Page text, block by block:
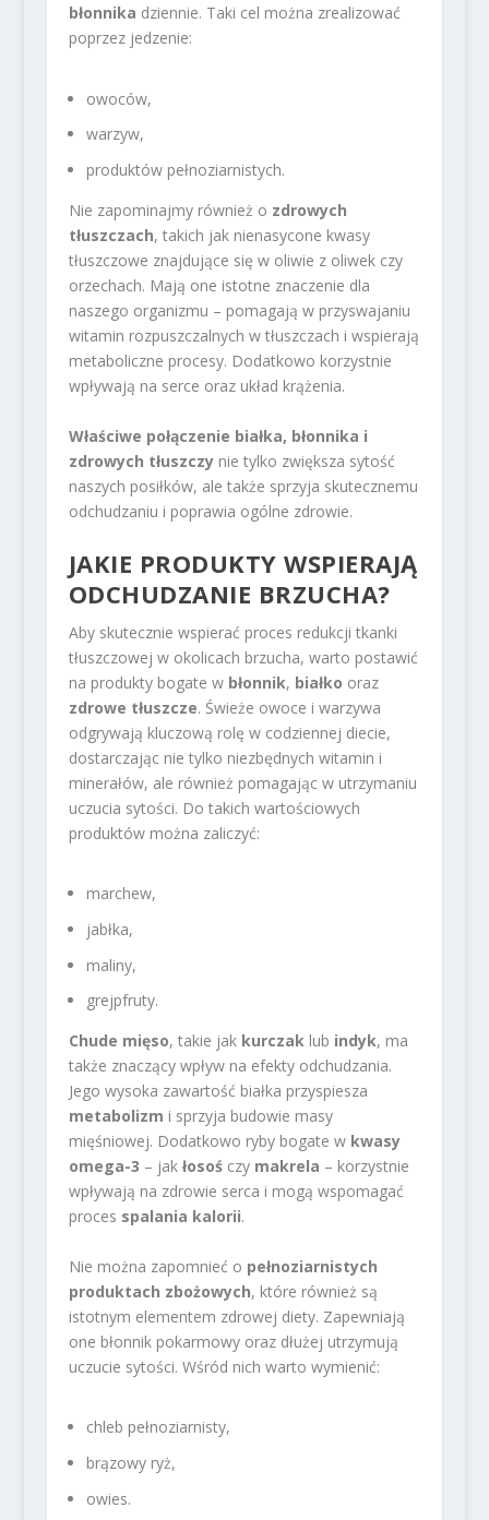
błonnika dziennie. Taki cel można zrealizować
poprzez jedzenie:
owoców,
warzyw,
produktów pełnoziarnistych.
Nie zapominajmy również o zdrowych
tłuszczach, takich jak nienasycone kwasy
tłuszczowe znajdujące się w oliwie z oliwek czy
orzechach. Mają one istotne znaczenie dla
naszego organizmu – pomagają w przyswajaniu
witamin rozpuszczalnych w tłuszczach i wspierają
metaboliczne procesy. Dodatkowo korzystnie
wpływają na serce oraz układ krążenia.
Właściwe połączenie białka, błonnika i
zdrowych tłuszczynie tylko zwiększa sytość
naszych posiłków, ale także sprzyja skutecznemu
odchudzaniu i poprawia ogólne zdrowie.
JAKIE PRODUKTY WSPIERAJĄ
ODCHUDZANIE BRZUCHA?
Aby skutecznie wspierać proces redukcji tkanki
tłuszczowej w okolicach brzucha, warto postawić
na produkty bogate w błonnik, białko oraz
zdrowe tłuszcze. Świeże owoce i warzywa
odgrywają kluczową rolę w codziennej diecie,
dostarczając nie tylko niezbędnych witamin i
minerałów, ale również pomagając w utrzymaniu
uczucia sytości. Do takich wartościowych
produktów można zaliczyć:
marchew,
jabłka,
maliny,
grejpfruty.
Chude mięso, takie jak kurczaklub indyk, ma
także znaczący wpływ na efekty odchudzania.
Jego wysoka zawartość białka przyspiesza
metabolizm i sprzyja budowie masy
mięśniowej. Dodatkowo ryby bogate w kwasy
omega-3 – jak łosośczy makrela – korzystnie
wpływają na zdrowie serca i mogą wspomagać
proces spalania kalorii.
Nie można zapomnieć o pełnoziarnistych
produktach zbożowych, które również są
istotnym elementem zdrowej diety. Zapewniają
one błonnik pokarmowy oraz dłużej utrzymują
uczucie sytości. Wśród nich warto wymienić:
chleb pełnoziarnisty,
brązowy ryż,
owies.